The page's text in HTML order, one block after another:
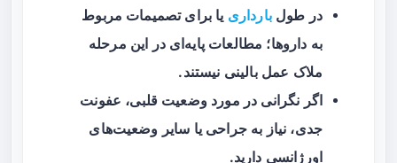
در طولبارداری یا برای تصمیمات مربوط
به داروها؛ مطالعات پایه‌ای در این مرحله
ملاک عمل بالینی نیستند.
اگر نگرانی در مورد وضعیت قلبی، عفونت
جدی، نیاز بهجراحی یا سایر وضعیت‌های
اورژانسی دارید.